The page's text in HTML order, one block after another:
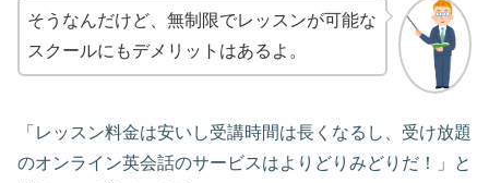
そうなんだけど、無制限でレッスンが可能な
スクールにもデメリットはあるよ。
「レッスン料金は安いし受講時間は長くなるし、受け放題
のオンライン英会話のサービスはよりどりみどりだ！」と